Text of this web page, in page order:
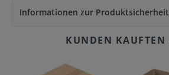
Informationen zur Produktsicherheit